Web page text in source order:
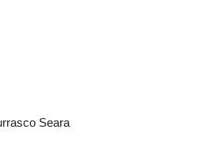
Seara